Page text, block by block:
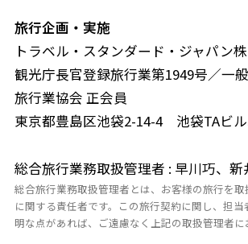
旅行企画・実施
トラベル・スタンダード・ジャパン
観光庁長官登録旅行業第1949号／一
旅行業協会 正会員
東京都豊島区池袋2-14-4 池袋TAビ
総合旅行業務取扱管理者 : 早川巧、新
総合旅行業務取扱管理者とは、お客様の旅行を取
に関する責任者です。この旅行契約に関し、担
明な点があれば、ご遠慮なく上記の取扱管理者に